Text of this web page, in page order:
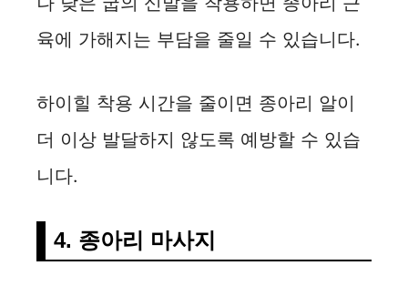
육에 가해지는 부담을 줄일 수 있습니다.
하이힐 착용 시간을 줄이면 종아리 알이
더 이상 발달하지 않도록 예방할 수 있습
니다.
4. 종아리 마사지